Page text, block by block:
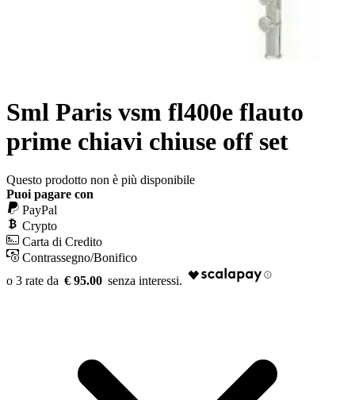
Sml Paris vsm fl400e flauto
prime chiavi chiuse off set
Questo prodotto non è più disponibile
Puoi pagare con
PayPal
Crypto
Carta di Credito
Contrassegno/Bonifico
€ 95.00